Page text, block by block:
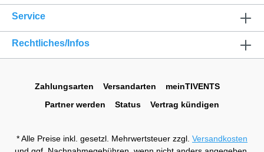
Service
Rechtliches/Infos
Zahlungsarten Versandarten
meinTIVENTS
Partner werden
Status Vertrag kündigen
* Alle Preise inkl. gesetzl. Mehrwertsteuer zzgl. Versandkosten